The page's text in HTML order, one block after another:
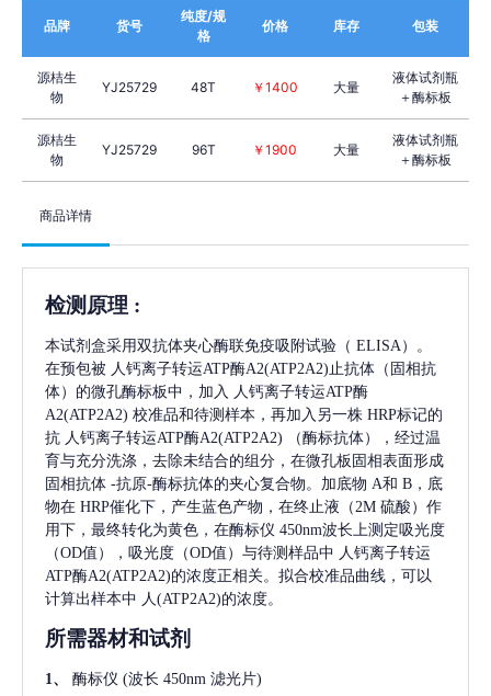
品牌 货号
纯度/规
格
价格 库存 包装
源桔生
物
YJ25729 48T ￥1400 大量
液体试剂瓶
＋酶标板
源桔生
物
YJ25729 96T ￥1900 大量
液体试剂瓶
＋酶标板
商品详情
检测原理 :
本试剂盒采用双抗体夹心酶联免疫吸附试验（ ELISA）。
在预包被 人钙离子转运ATP酶A2(ATP2A2) 止抗体（固相抗
体）的微孔酶标板中，加入
人钙离子转运ATP酶
A2(ATP2A2) 校准品和待测样本，再加入另一株 HRP标记的
抗 人钙离子转运ATP酶A2(ATP2A2)
（酶标抗体），经过温
育与充分洗涤，去除未结合的组分，在微孔板固相表面形成
固相抗体 -抗原-酶标抗体的夹心复合物。加底物 A和 B，底
物在 HRP催化下，产生蓝色产物，在终止液（2M 硫酸）作
用下，最终转化为黄色，在酶标仪 450nm波长上测定吸光度
（OD值），吸光度（OD值）与待测样品中 人钙离子转运
ATP酶A2(ATP2A2)的浓度正相关。拟合校准品曲线，可以
计算出样本中 人(ATP2A2)的浓度。
所需器材和试剂
1、 酶标仪 (波长 450nm 滤光片)